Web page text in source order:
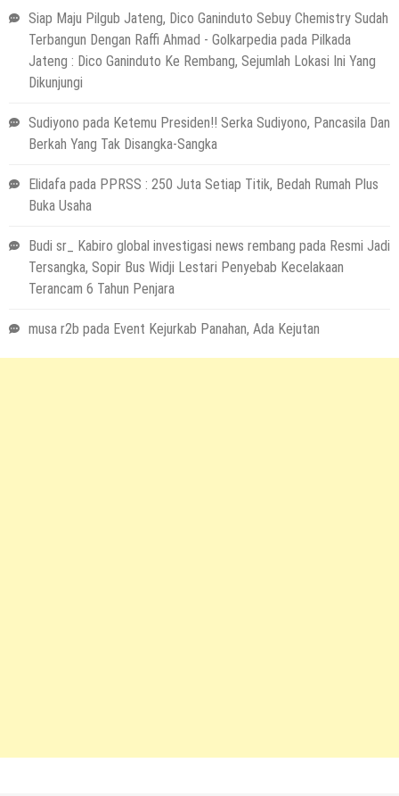
Siap Maju Pilgub Jateng, Dico Ganinduto Sebuy Chemistry Sudah
Terbangun Dengan Raffi Ahmad - Golkarpedia pada Pilkada
Jateng : Dico Ganinduto Ke Rembang, Sejumlah Lokasi Ini Yang
Dikunjungi
Sudiyono pada Ketemu Presiden!! Serka Sudiyono, Pancasila Dan
Berkah Yang Tak Disangka-Sangka
Elidafa pada PPRSS : 250 Juta Setiap Titik, Bedah Rumah Plus
Buka Usaha
Budi sr_ Kabiro global investigasi news rembang pada Resmi Jadi
Tersangka, Sopir Bus Widji Lestari Penyebab Kecelakaan
Terancam 6 Tahun Penjara
musa r2b pada Event Kejurkab Panahan, Ada Kejutan